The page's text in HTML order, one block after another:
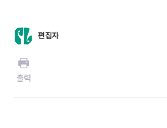
편집자
출력